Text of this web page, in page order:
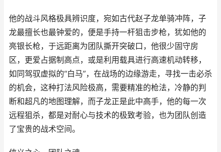
他的战斗风格极具辨识度，宛如古代赵子龙单骑冲阵，子
龙最擅长也最钟爱的，便是手持一杆狙击步枪，犹如他的
亮银长枪，于远距离为团队撕开突破口，他很少固守房
区，更爱占据制高点，或是利用载具进行高速机动转移，
如同驾驭虚拟的“白马”，在战场的边缘游走，寻找一击必杀
的机会，这种打法风险极高，需要精准的枪法，冷静的判
断和超凡的地图理解，而子龙正是此中高手，他的每一次
远程狙杀，都是对耐心与技术的极致考验，也为团队创造
了宝贵的战术空间。